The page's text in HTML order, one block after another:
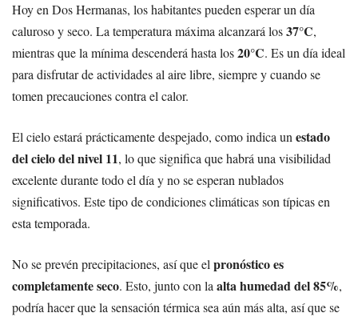
Hoy en Dos Hermanas, los habitantes pueden esperar un día
caluroso y seco. La temperatura máxima alcanzará los37°C,
mientras que la mínima descenderá hasta los20°C. Es un día ideal
para disfrutar de actividades al aire libre, siempre y cuando se
tomen precauciones contra el calor.
El cielo estará prácticamente despejado, como indica unestado
del cielo del nivel 11, lo que significa que habrá una visibilidad
excelente durante todo el día y no se esperan nublados
significativos. Este tipo de condiciones climáticas son típicas en
esta temporada.
No se prevén precipitaciones, así que elpronóstico es
completamente seco. Esto, junto con laalta humedad del 85%,
podría hacer que la sensación térmica sea aún más alta, así que se